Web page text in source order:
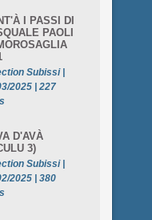
I PASSI DI
PAOLI
Subissi |
2025 | 227
D'AVÀ
3)
Subissi |
2025 | 380